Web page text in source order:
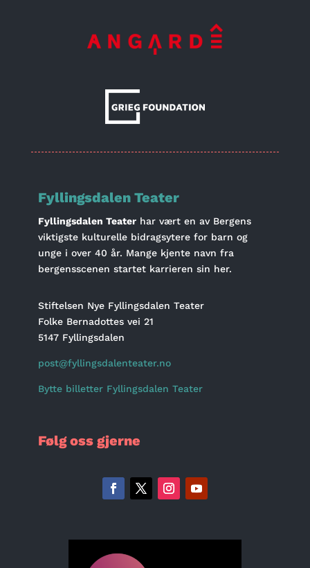
Fyllingsdalen Teater
Fyllingsdalen Teaterhar vært en av Bergens
viktigste kulturelle bidragsytere for barn og
unge i over 40 år. Mange kjente navn fra
bergensscenen startet karrieren sin her.
Stiftelsen Nye Fyllingsdalen Teater
Folke Bernadottes vei 21
5147 Fyllingsdalen
post@fyllingsdalenteater.no
Bytte billetter Fyllingsdalen Teater
Følg oss gjerne